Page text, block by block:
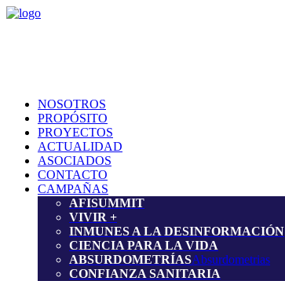
NOSOTROS
PROPÓSITO
PROYECTOS
ACTUALIDAD
ASOCIADOS
CONTACTO
CAMPAÑAS
AFISUMMIT
VIVIR +
INMUNES A LA DESINFORMACIÓN
CIENCIA PARA LA VIDA
ABSURDOMETRÍASAbsurdometrias
CONFIANZA SANITARIA